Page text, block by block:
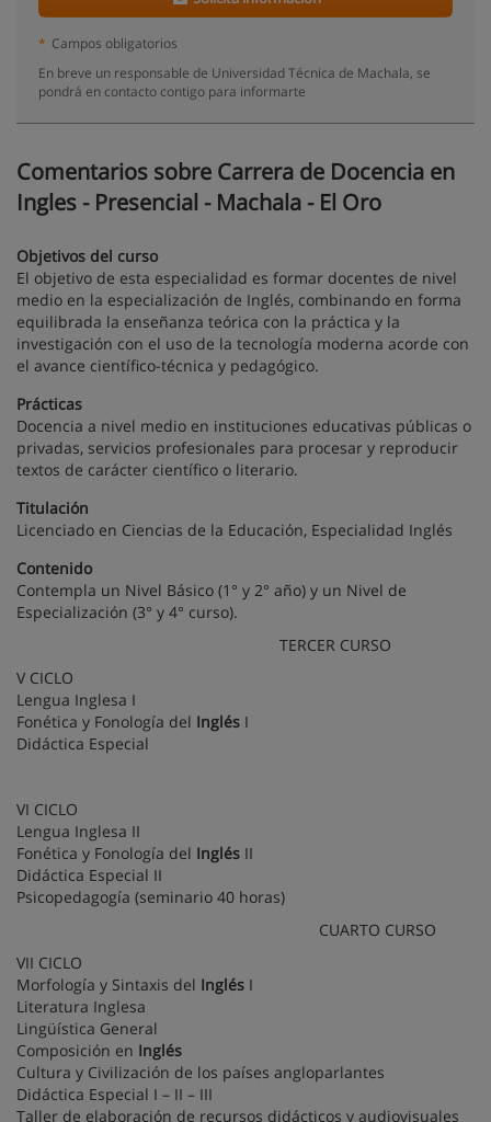
* Campos obligatorios
En breve un responsable de Universidad Técnica de Machala, se
pondrá en contacto contigo para informarte
Comentarios sobre Carrera de Docencia en
Ingles - Presencial - Machala - El Oro
Objetivos del curso
El objetivo de esta especialidad es formar docentes de nivel
medio en la especialización de Inglés, combinando en forma
equilibrada la enseñanza teórica con la práctica y la
investigación con el uso de la tecnología moderna acorde con
el avance científico-técnica y pedagógico.
Prácticas
Docencia a nivel medio en instituciones educativas públicas o
privadas, servicios profesionales para procesar y reproducir
textos de carácter científico o literario.
Titulación
Licenciado en Ciencias de la Educación, Especialidad Inglés
Contenido
Contempla un Nivel Básico (1° y 2° año) y un Nivel de
Especialización (3° y 4° curso).
TERCER CURSO
V CICLO
Lengua Inglesa I
Fonética y Fonología del Inglés I
Didáctica Especial
VI CICLO
Lengua Inglesa II
Fonética y Fonología del Inglés II
Didáctica Especial II
Psicopedagogía (seminario 40 horas)
CUARTO CURSO
VII CICLO
Morfología y Sintaxis del Inglés I
Literatura Inglesa
Lingüística General
Composición en Inglés
Cultura y Civilización de los países angloparlantes
Didáctica Especial I – II – III
Taller de elaboración de recursos didácticos y audiovisuales